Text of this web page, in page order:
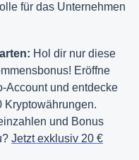
für das Unternehmen
Hol dir nur diese
Eröffne
Account und entdecke
Kryptowährungen.
und Bonus
Jetzt exklusiv 20 €